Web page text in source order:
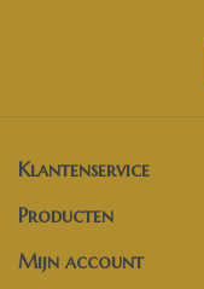
Klantenservice
Producten
Mijn account